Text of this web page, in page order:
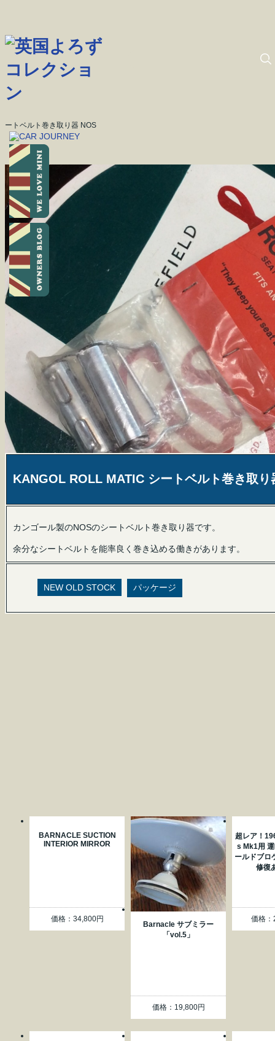
ートベルト巻き取り器 NOS
KANGOL ROLL MATIC シートベルト巻き取り
カンゴール製のNOSのシートベルト巻き取り器です。
余分なシートベルトを能率良く巻き込める働きがあります。
NEW OLD STOCK パッケージ
BARNACLE SUCTION
INTERIOR MIRROR
価格：34,800円
Barnacle サブミラー
「vol.5」
価格：19,800円
超レア！
s Mk1用
ールドブロ
修復
価格